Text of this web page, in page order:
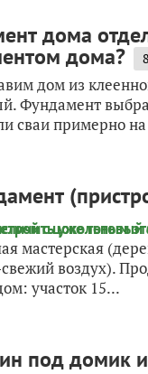
дома
дома? 8
дом из
Фундамент
сваи примерно
мастерская
воздух).
участок 15...
под домик